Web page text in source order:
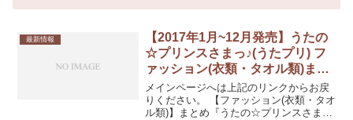
最新情報
【2017年1月~12月発売】うたの
☆プリンスさまっ♪(うたプリ) フ
ァッション(衣類・タオル類)まと
め3【あみあみ通販予約】
メインページへは上記のリンクからお戻
りください。 【ファッション(衣類・タオ
ル類)】まとめ『うたの☆プリンスさまっ